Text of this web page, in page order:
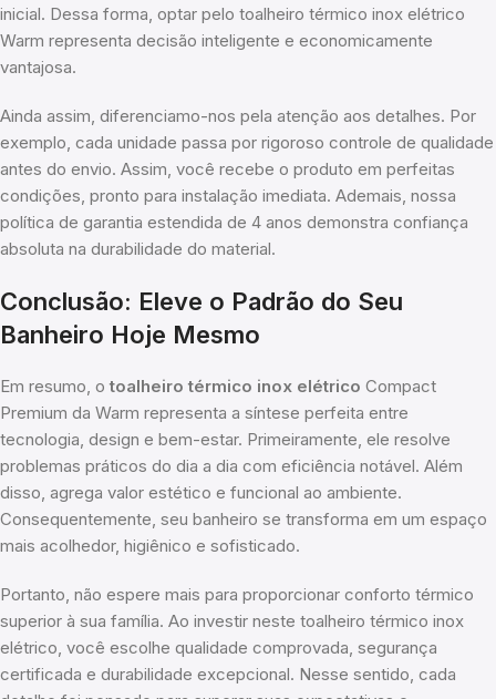
inicial. Dessa forma, optar pelo toalheiro térmico inox elétrico
Warm representa decisão inteligente e economicamente
vantajosa.
Ainda assim, diferenciamo-nos pela atenção aos detalhes. Por
exemplo, cada unidade passa por rigoroso controle de qualidade
antes do envio. Assim, você recebe o produto em perfeitas
condições, pronto para instalação imediata. Ademais, nossa
política de garantia estendida de 4 anos demonstra confiança
absoluta na durabilidade do material.
Conclusão: Eleve o Padrão do Seu
Banheiro Hoje Mesmo
Em resumo, o toalheiro térmico inox elétrico Compact
Premium da Warm representa a síntese perfeita entre
tecnologia, design e bem-estar. Primeiramente, ele resolve
problemas práticos do dia a dia com eficiência notável. Além
disso, agrega valor estético e funcional ao ambiente.
Consequentemente, seu banheiro se transforma em um espaço
mais acolhedor, higiênico e sofisticado.
Portanto, não espere mais para proporcionar conforto térmico
superior à sua família. Ao investir neste toalheiro térmico inox
elétrico, você escolhe qualidade comprovada, segurança
certificada e durabilidade excepcional. Nesse sentido, cada